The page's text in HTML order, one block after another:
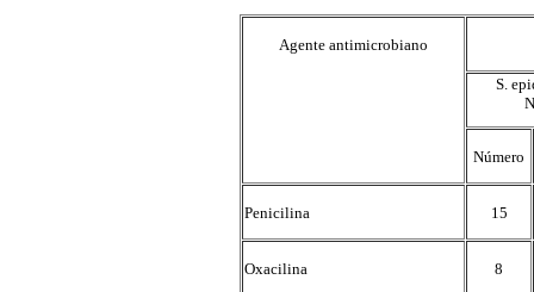
Agente antimicrobiano
S.
Número
Penicilina 15
Oxacilina 8